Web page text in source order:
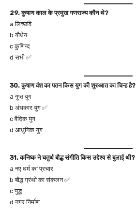
29. कुषाण काल के प्रमुख गणराज्य कौन थे?
a लिच्छवि
b यौधेय
c कुणिन्द
d सभी ✅
30. कुषाण वंश का पतन किस युग की शुरुआत का चिन्ह है?
a गुप्त युग
b अंधकार युग ✅
c वैदिक युग
d आधुनिक युग
31. कनिष्क ने चतुर्थ बौद्ध संगीति किस उद्देश्य से बुलाई थी?
a नए धर्म का प्रचार
b बौद्ध ग्रंथों का संकलन ✅
c युद्ध
d नगर निर्माण